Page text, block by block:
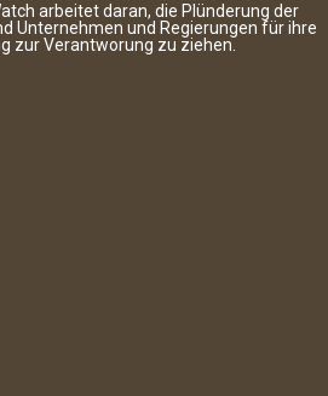
arbeitet daran, die Plünderung der
Unternehmen und Regierungen für ihre
zur Verantworung zu ziehen.